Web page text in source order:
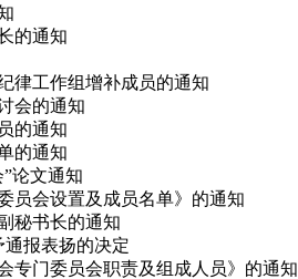
的通知
律工作组增补成员的通知
会的通知
的通知
的通知
论文通知
员会设置及成员名单》的通知
秘书长的通知
通报表扬的决定
专门委员会职责及组成人员》的通知